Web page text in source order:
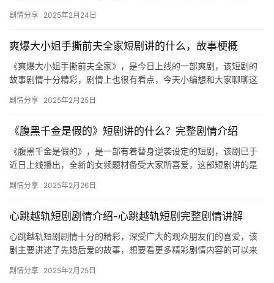
姐》是一…
剧情分享 2025年2月24日
爽爆大小姐手撕前夫全家短剧讲的什么，故事梗概
《爽爆大小姐手撕前夫全家》，是今日上线的一部爽剧，该短剧的
故事剧情十分精彩，剧情上也很有看点，今天小编想和大家聊聊这
小姐…
剧情分享 2025年2月25日
《腹黑千金是假的》短剧讲的什么？完整剧情介绍
《腹黑千金是假的》，是一部有着替身逆袭设定的短剧，该剧已于
近日上线播出，全新的女频题材备受大家所喜爱，这部短剧讲的是
千金…
剧情分享 2025年2月26日
心跳越轨短剧剧情介绍-心跳越轨短剧完整剧情讲解
心跳越轨短剧剧情十分的精彩，深受广大的观众朋友们的喜爱，该
剧主要讲述了先婚后爱的故事，想要看更多精彩剧情内容的可以来
剧情分享 2025年2月25日